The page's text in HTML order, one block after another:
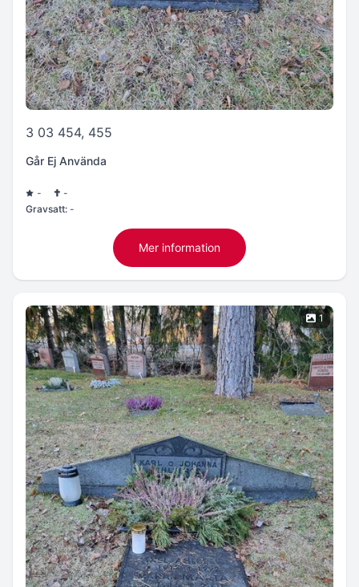
3 03 454, 455
Går Ej Använda
-
-
Gravsatt: -
Mer information
1